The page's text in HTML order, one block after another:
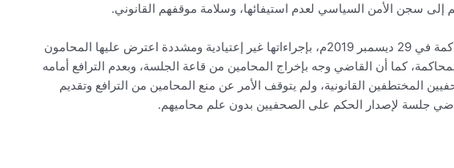
سجن الأمن السياسي لعدم استيفائها، وسلامة موقفهم القانوني.
بدأ القاضي محمد مفلح جلسات المحاكمة في 29 ديسمبر 2019م، بإجراءاتها غير إعتيادية ومشددة اعترض عليها المحامون
المحاكمة، كما أن القاضي وجه بإخراج المحامين من قاعة الجلسة، وبعدم الترافع أمامه
المختطفين القانونية، ولم يتوقف الأمر عن منع المحامين من الترافع وتقديم
جلسة لإصدار الحكم على الصحفيين بدون علم محاميهم.